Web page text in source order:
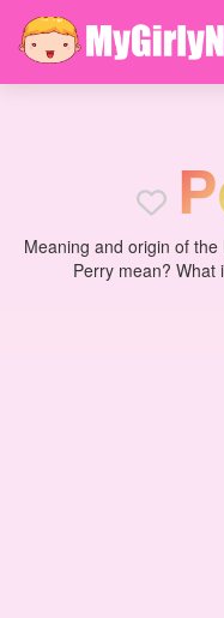
P
Meaning and origin of
Perry mean? What